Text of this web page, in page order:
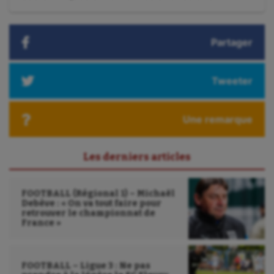
Outdoor
Patinage artistique
Plongée
Randonnée / Marche
Roller-derby
Partager
Tweeter
Une remarque
Les derniers articles
FOOTBALL (Régional 1) – Michaël
Debève : « On va tout faire pour
retrouver le championnat de
France »
FOOTBALL – Ligue 3 : Ne pas